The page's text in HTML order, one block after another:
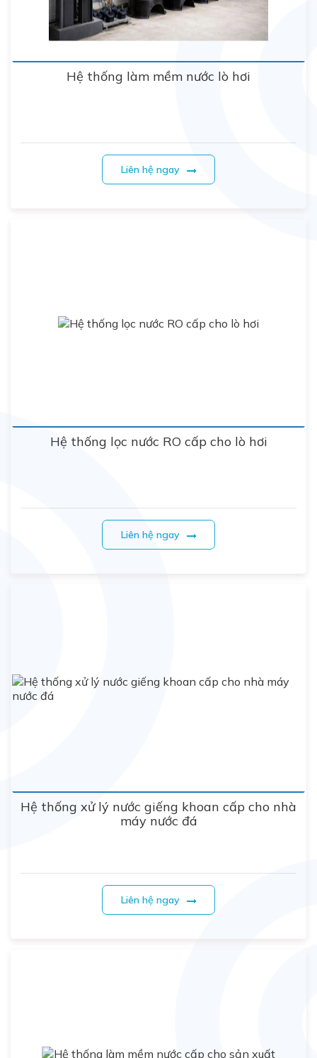
Hệ thống làm mềm nước lò hơi
Liên hệ ngay
Hệ thống lọc nước RO cấp cho lò hơi
Liên hệ ngay
Hệ thống xử lý nước giếng khoan cấp cho nhà
máy nước đá
Liên hệ ngay